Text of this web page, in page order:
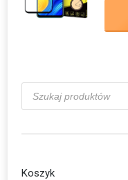
Wyszukiwarka
produktów
Koszyk